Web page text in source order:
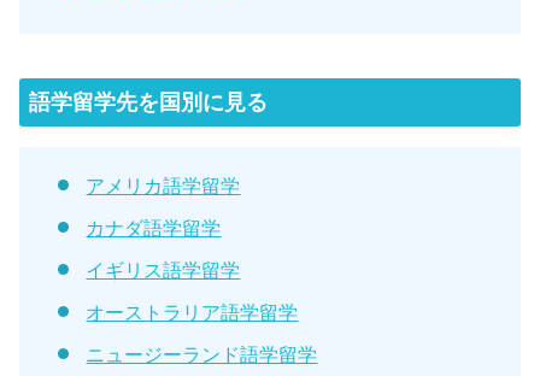
語学留学先を国別に見る
アメリカ語学留学
カナダ語学留学
イギリス語学留学
オーストラリア語学留学
ニュージーランド語学留学